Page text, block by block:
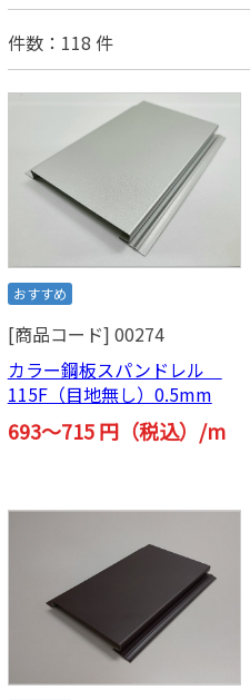
件数：118 件
おすすめ
[商品コード] 00274
カラー鋼板スパンドレル
115F（目地無し）0.5mm
693～715 円（税込）/m